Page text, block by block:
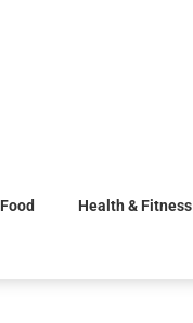
Food Health & Fitness